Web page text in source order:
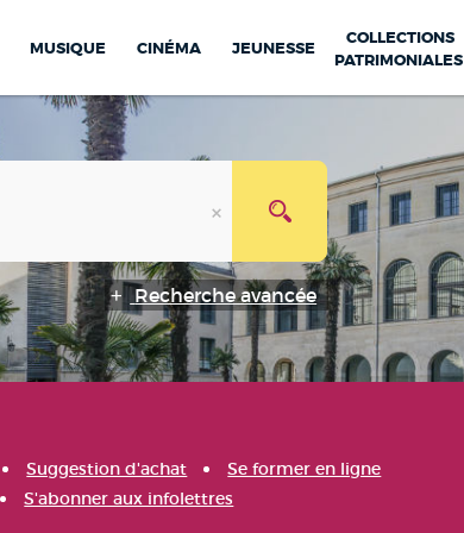
MUSIQUE CINÉMA JEUNESSE
COLLECTIONS
PATRIMONIALES
Recherche avancée
Suggestion d'achat
Se former en ligne
S'abonner aux infolettres